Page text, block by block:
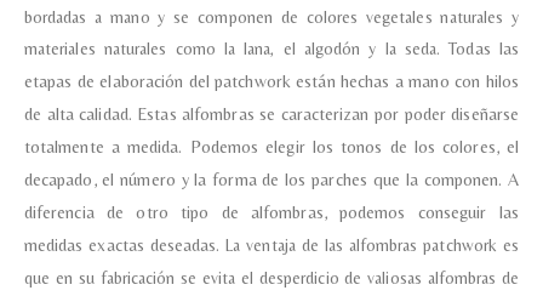
bordadas a mano y se componen de colores vegetales naturales y
materiales naturales como la lana, el algodón y la seda.Todas las
etapas de elaboración del patchwork están hechas a mano con hilos
de alta calidad. Estas alfombras se caracterizan por poder diseñarse
totalmente a medida. Podemos elegir los tonos de los colores, el
decapado, el número y la forma de los parches que la componen. A
diferencia de otro tipo de alfombras, podemos conseguir las
medidas exactas deseadas.La ventaja de las alfombras patchwork es
que en su fabricación se evita el desperdicio de valiosas alfombras de